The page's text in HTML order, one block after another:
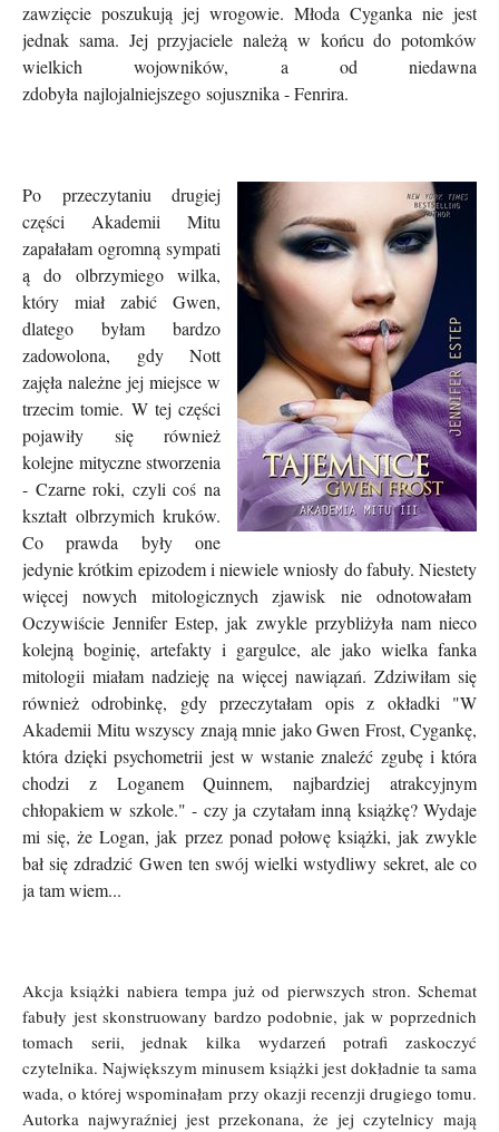
zawzięcie poszukują jej wrogowie. Młoda Cyganka nie jest
jednak sama. Jej przyjaciele należą w końcu do potomków
wielkich wojowników, a od niedawna
zdobyła najlojalniejszego sojusznika - Fenrira.
Po przeczytaniu drugiej
części Akademii Mitu
zapałałam ogromną sympati
ą do olbrzymiego wilka,
który miał zabić Gwen,
dlatego byłam bardzo
zadowolona, gdy Nott
zajęła należne jej miejsce w
trzecim tomie. W tej części
pojawiły się również
kolejne mityczne stworzenia
- Czarne roki, czyli coś na
kształt olbrzymich kruków.
Co prawda były one
jedynie krótkim epizodem i niewiele wniosły do fabuły. Niestety
więcej nowych mitologicznych zjawisk nie odnotowałam
Oczywiście Jennifer Estep, jak zwykle przybliżyła nam nieco
kolejną boginię, artefakty i gargulce, ale jako wielka fanka
mitologii miałam nadzieję na więcej nawiązań. Zdziwiłam się
również odrobinkę, gdy przeczytałam opis z okładki "W
Akademii Mitu wszyscy znają mnie jako Gwen Frost, Cygankę,
która dzięki psychometrii jest w wstanie znaleźć zgubę i która
chodzi z Loganem Quinnem, najbardziej atrakcyjnym
chłopakiem w szkole." - czy ja czytałam inną książkę? Wydaje
mi się, że Logan, jak przez ponad połowę książki, jak zwykle
bał się zdradzić Gwen ten swój wielki wstydliwy sekret, ale co
ja tam wiem...
Akcja książki nabiera tempa już od pierwszych stron. Schemat
fabuły jest skonstruowany bardzo podobnie, jak w poprzednich
tomach serii, jednak kilka wydarzeń potrafi zaskoczyć
czytelnika. Największym minusem książki jest dokładnie ta sama
wada, o której wspominałam przy okazji recenzji drugiego tomu.
Autorka najwyraźniej jest przekonana, że jej czytelnicy mają